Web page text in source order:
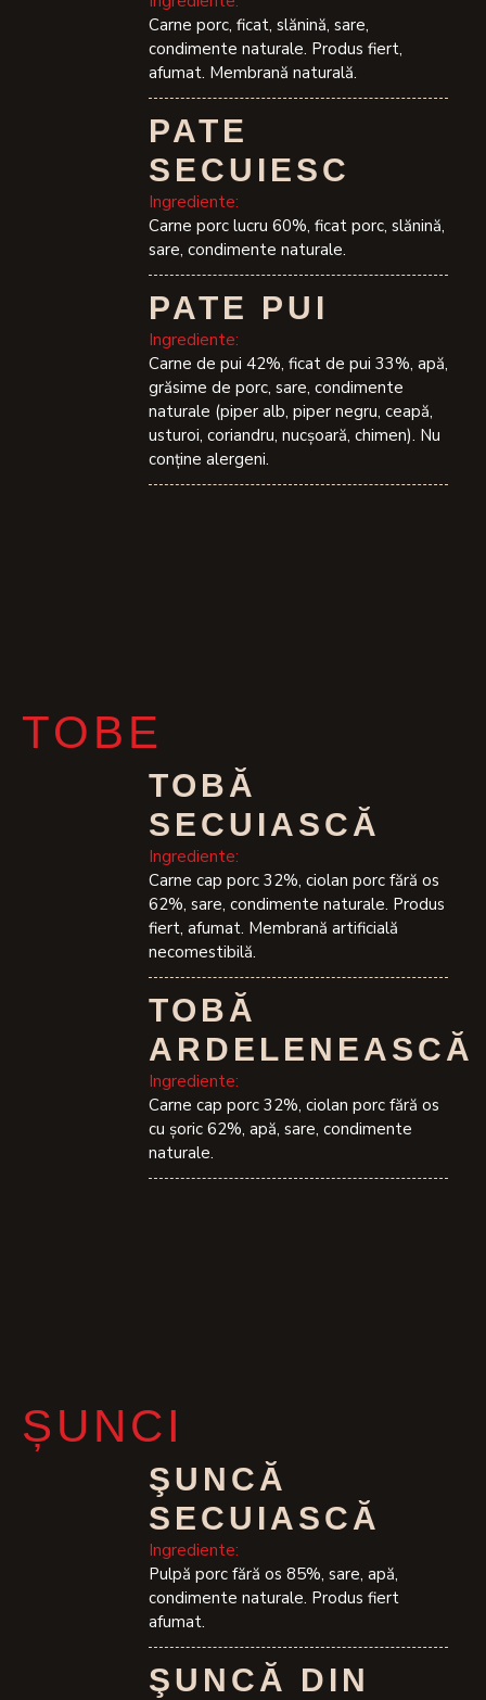
Carne porc, ficat, slănină, sare,
condimente naturale. Produs fiert,
afumat. Membrană naturală.
PATE
SECUIESC
Ingrediente:
Carne porc lucru 60%, ficat porc, slănină,
sare, condimente naturale.
PATE PUI
Ingrediente:
Carne de pui 42%, ficat de pui 33%, apă,
grăsime de porc, sare, condimente
naturale (piper alb, piper negru, ceapă,
usturoi, coriandru, nucșoară, chimen). Nu
conține alergeni.
TOBE
TOBĂ
SECUIASCĂ
Ingrediente:
Carne cap porc 32%, ciolan porc fără os
62%, sare, condimente naturale. Produs
fiert, afumat. Membrană artificială
necomestibilă.
TOBĂ
ARDELENEASCĂ
Ingrediente:
Carne cap porc 32%, ciolan porc fără os
cu șoric 62%, apă, sare, condimente
naturale.
ȘUNCI
ŞUNCĂ
SECUIASCĂ
Ingrediente:
Pulpă porc fără os 85%, sare, apă,
condimente naturale. Produs fiert
afumat.
ŞUNCĂ DIN